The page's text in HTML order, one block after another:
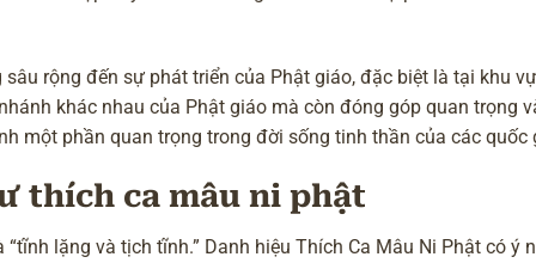
rộng đến sự phát triển của Phật giáo, đặc biệt là tại khu
khác nhau của Phật giáo mà còn đóng góp quan trọng
một phần quan trọng trong đời sống tinh thần của các quốc
thích ca mâu ni phật
lặng và tịch tĩnh.” Danh hiệu Thích Ca Mâu Ni Phật có ý